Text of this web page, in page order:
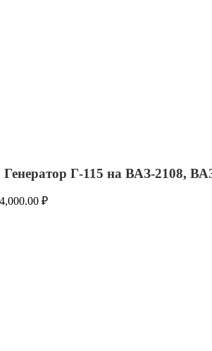
Генератор Г-115 на ВАЗ-2108,
4,000.00₽